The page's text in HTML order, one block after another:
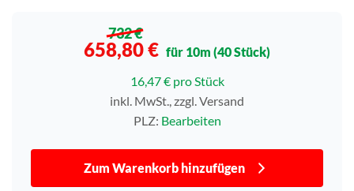
732 €
658,80 € für 10m (40 Stück)
16,47 € pro Stück
inkl. MwSt., zzgl. Versand
PLZ: Bearbeiten
Zum Warenkorb hinzufügen